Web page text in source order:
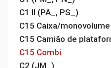
C1 II (PA_, PS_)
C15 Caixa/
C15 Camião de
C15 Combi
C2 (JM_)